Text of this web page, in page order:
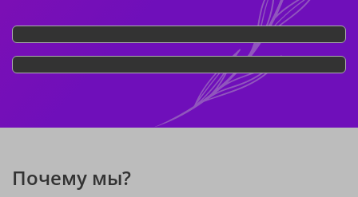
Почему мы?